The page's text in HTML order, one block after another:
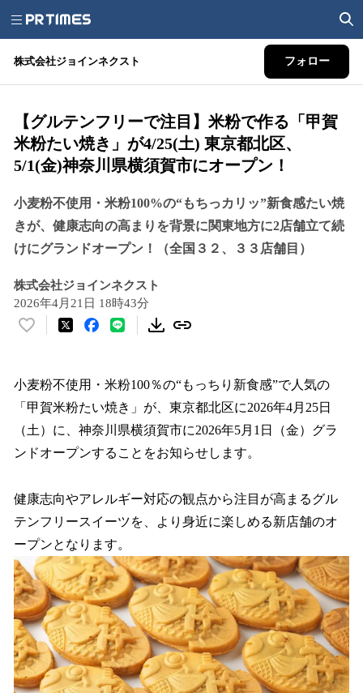
株式会社ジョインネクスト フォロー
【グルテンフリーで注目】米粉で作る「甲賀
米粉たい焼き」が4/25(土) 東京都北区、
5/1(金)神奈川県横須賀市にオープン！
小麦粉不使用・米粉100%の“もちっカリッ”新食感たい焼
きが、健康志向の高まりを背景に関東地方に2店舗立て続
けにグランドオープン！（全国３２、３３店舗目）
株式会社ジョインネクスト
2026年4月21日 18時43分
い
！
数
を
読
み
中
で
す
小麦粉不使用・米粉100％の“もっちり新食感”で人気の
「甲賀米粉たい焼き」が、東京都北区に2026年4月25日
（土）に、神奈川県横須賀市に2026年5月1日（金）グラ
ンドオープンすることをお知らせします。
健康志向やアレルギー対応の観点から注目が高まるグル
テンフリースイーツを、より身近に楽しめる新店舗のオ
ープンとなります。